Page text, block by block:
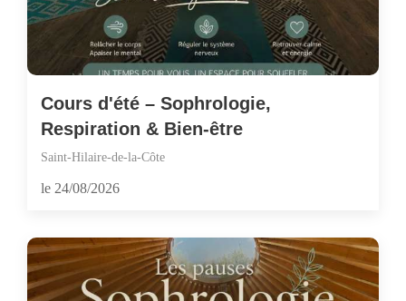
Cours d'été – Sophrologie,
Respiration & Bien-être
Saint-Hilaire-de-la-Côte
le 24/08/2026